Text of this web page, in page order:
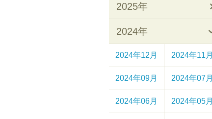
2025年
2024年
2024年12月 2024年11月
2024年09月 2024年07月
2024年06月 2024年05月